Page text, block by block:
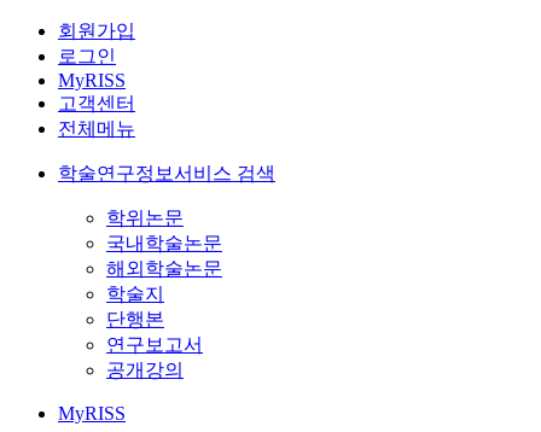
회원가입
로그인
MyRISS
고객센터
전체메뉴
학술연구정보서비스 검색
학위논문
국내학술논문
해외학술논문
학술지
단행본
연구보고서
공개강의
MyRISS